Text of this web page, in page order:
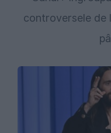
controversele de